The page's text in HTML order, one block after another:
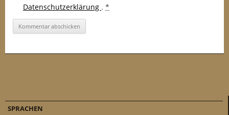
Datenschutzerklärung . *
SPRACHEN